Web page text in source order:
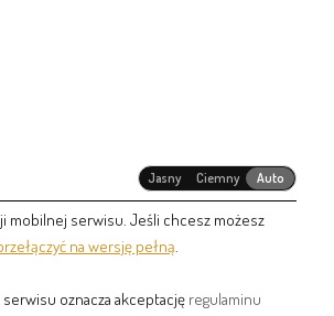
Jasny Ciemny Auto
mobilnej serwisu. Jeśli chcesz możesz
na wersję pełną
oznacza akceptację regulaminu